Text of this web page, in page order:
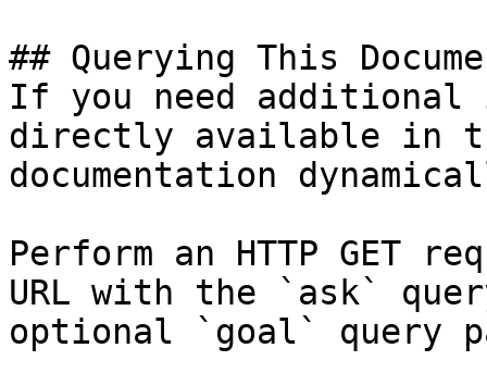
## Querying This
If you need
directly available in
documentation
Perform an HTTP GET
URL with the `ask`
optional `goal` query